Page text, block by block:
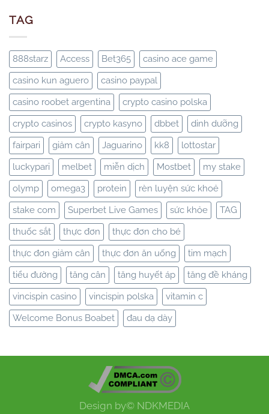
TAG
888starz Access Bet365
casino ace game
casino kun aguero
casino paypal
casino roobet argentina
crypto casino polska
crypto casinos
crypto kasyno dbbet
dinh dưỡng
fairpari
giảm cân Jaguarino kk8
lottostar
luckypari
melbet miễn dịch Mostbet
my stake
olymp
omega3 protein
rèn luyện sức khoẻ
stake com
Superbet Live Games sức khỏe
TAG
thuốc sắt
thực đơn
thực đơn cho bé
thực đơn giảm cân
thực đơn ăn uống
tim mạch
tiểu đường
tăng cân tăng huyết áp
tăng đề kháng
vincispin casino
vincispin polska
vitamin c
Welcome Bonus Boabet
đau dạ dày
Design by© NDKMEDIA